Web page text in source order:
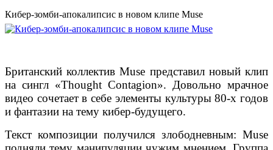
Кибер-зомби-апокалипсис в новом клипе Muse
Британский коллектив Muse представил новый клип
на сингл «Thought Contagion». Довольно мрачное
видео сочетает в себе элементы культуры 80-х годов
и фантазии на тему кибер-будущего.
Текст композиции получился злободневным: Muse